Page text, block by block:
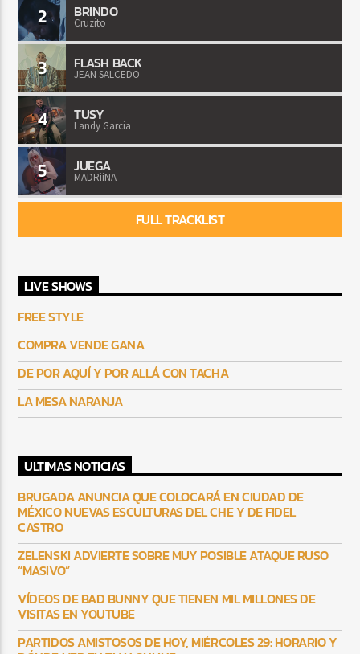
2 BRINDO
Cruzito
3 FLASH BACK
JEAN SALCEDO
4 TUSY
Landy Garcia
5 JUEGA
MADRiiNA
FULL TRACKLIST
LIVE SHOWS
FREE STYLE
COMPRA VENDE GANA
DE POR AQUÍ Y POR ALLÁ CON TACHA
LA MESA NARANJA
ULTIMAS NOTICIAS
BRUGADA ANUNCIA QUE COLOCARÁ EN CIUDAD DE
MÉXICO NUEVAS ESCULTURAS DEL CHE Y DE FIDEL
CASTRO
ZELENSKI ADVIERTE SOBRE MUY POSIBLE ATAQUE RUSO
“MASIVO”
VÍDEOS DE BAD BUNNY QUE TIENEN MIL MILLONES DE
VISITAS EN YOUTUBE
PARTIDOS AMISTOSOS DE HOY, MIÉRCOLES 29: HORARIO Y